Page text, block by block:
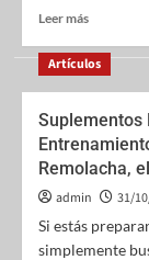
Leer más
Artículos
Suplementos
Remolacha,
admin 31/
Si estás
simplemente